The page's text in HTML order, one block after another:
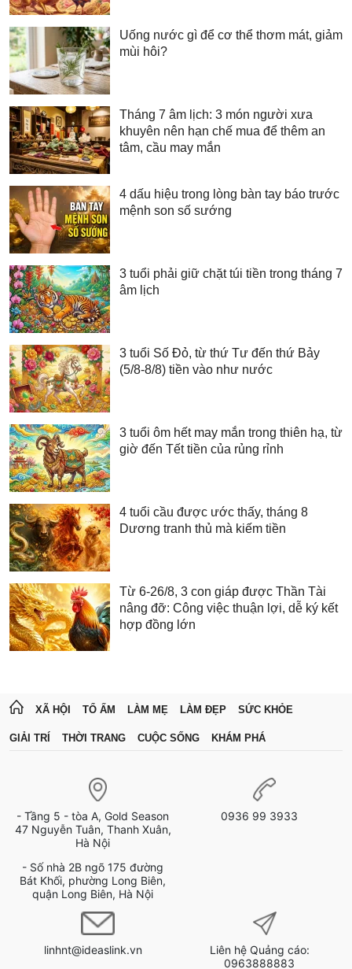
Uống nước gì để cơ thể thơm mát, giảm
mùi hôi?
Tháng 7 âm lịch: 3 món người xưa
khuyên nên hạn chế mua để thêm an
tâm, cầu may mắn
4 dấu hiệu trong lòng bàn tay báo trước
mệnh son số sướng
3 tuổi phải giữ chặt túi tiền trong tháng 7
âm lịch
3 tuổi Số Đỏ, từ thứ Tư đến thứ Bảy
(5/8-8/8) tiền vào như nước
3 tuổi ôm hết may mắn trong thiên hạ, từ
giờ đến Tết tiền của rủng rỉnh
4 tuổi cầu được ước thấy, tháng 8
Dương tranh thủ mà kiếm tiền
Từ 6-26/8, 3 con giáp được Thần Tài
nâng đỡ: Công việc thuận lợi, dễ ký kết
hợp đồng lớn
XÃ HỘI TỔ ẤM LÀM MẸ LÀM ĐẸP SỨC KHỎE
GIẢI TRÍ THỜI TRANG CUỘC SỐNG KHÁM PHÁ
- Tầng 5 - tòa A, Gold Season
47 Nguyễn Tuân, Thanh Xuân,
Hà Nội
- Số nhà 2B ngõ 175 đường
Bát Khối, phường Long Biên,
quận Long Biên, Hà Nội
0936 99 3933
linhnt@ideaslink.vn
Liên hệ Quảng cáo:
0963888883